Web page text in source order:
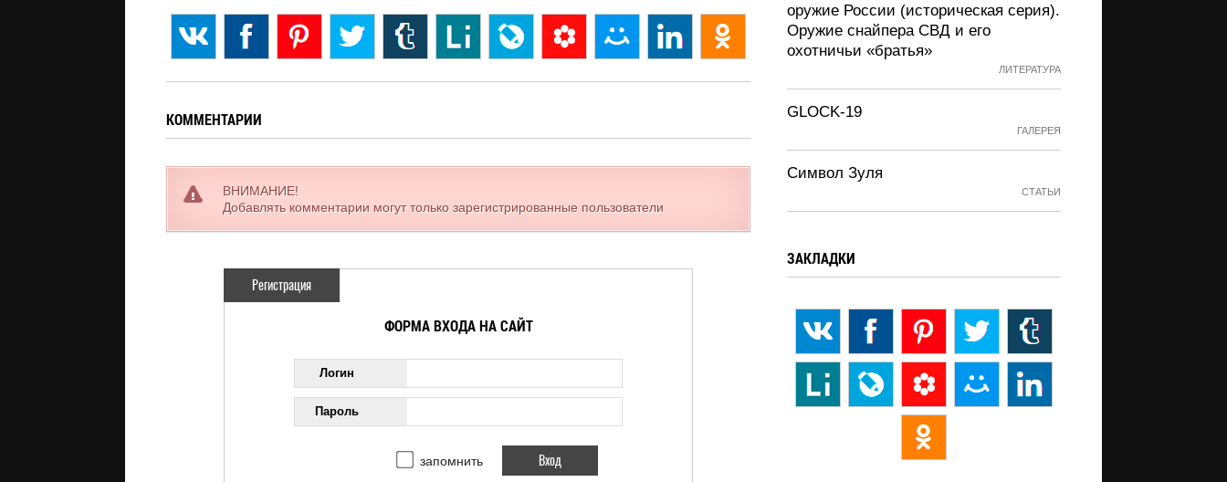
КОММЕНТАРИИ
ВНИМАНИЕ!
Добавлять комментарии могут только зарегистрированные пользователи
Регистрация
ФОРМА ВХОДА НА САЙТ
Логин
Пароль
запомнить
оружие России (историческая серия).
Оружие снайпера СВД и его
охотничьи «братья»
ЛИТЕРАТУРА
GLOCK-19
ГАЛЕРЕЯ
Символ Зуля
СТАТЬИ
ЗАКЛАДКИ